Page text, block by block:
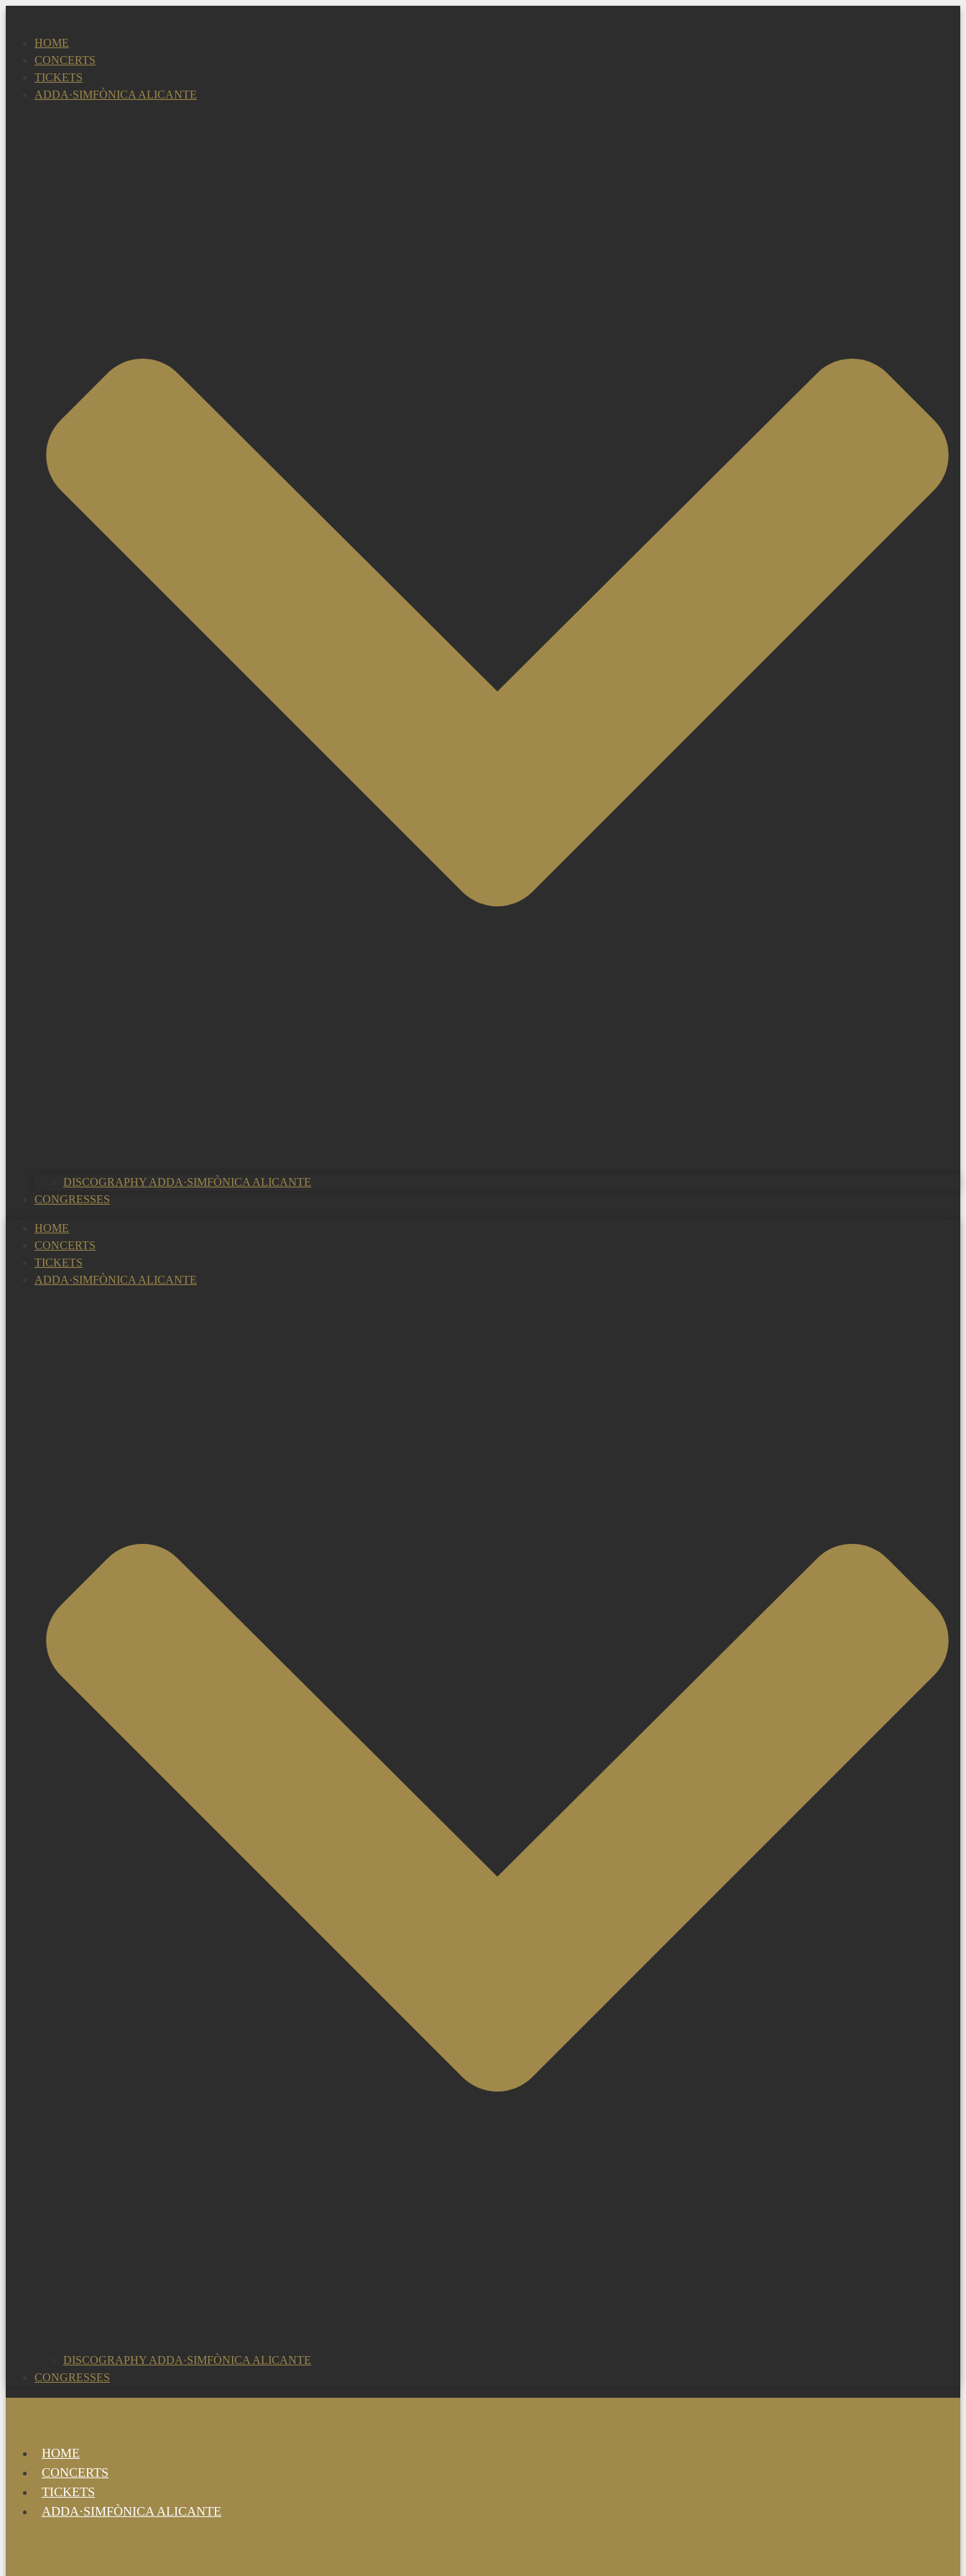
contentHOME
CONCERTS
TICKETS
ADDA·SIMFÒNICA ALICANTE
DISCOGRAPHY ADDA·SIMFÒNICA ALICANTE
CONGRESSES
HOME
CONCERTS
TICKETS
ADDA·SIMFÒNICA ALICANTE
DISCOGRAPHY ADDA·SIMFÒNICA ALICANTE
CONGRESSES
HOME
CONCERTS
TICKETS
ADDA·SIMFÒNICA ALICANTE